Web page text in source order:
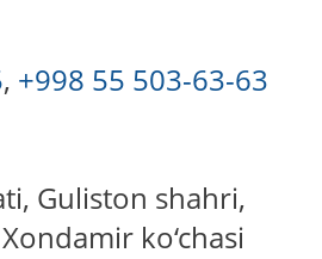
, +998 55 503-63-63
Guliston shahri,
ko‘chasi